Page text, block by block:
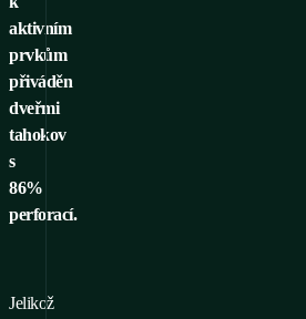
aktivním
prvkům
přiváděn
dveřmi
tahokov
s
86%
perforací.
Jelikož